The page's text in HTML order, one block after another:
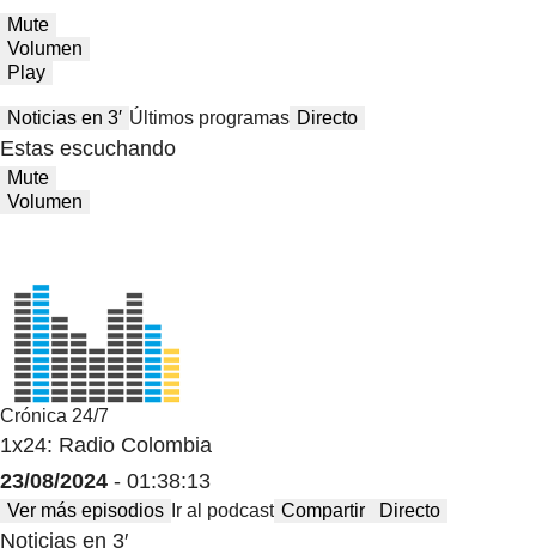
Mute
Volumen
Play
Noticias en 3′ Últimos programas Directo
Estas escuchando
Mute
Volumen
Crónica 24/7
1x24: Radio Colombia
23/08/2024 - 01:38:13
Ver más episodios Ir al podcast Compartir Directo
Noticias en 3′